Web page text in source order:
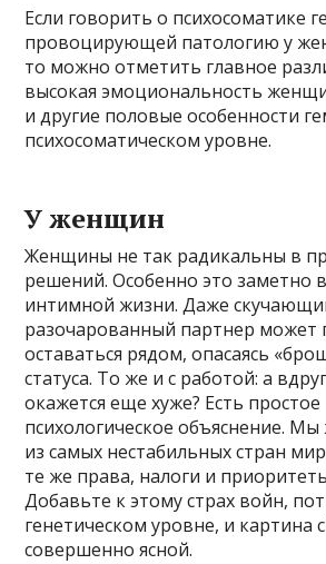
Если говорить о психосоматике
провоцирующей патологию у
то можно отметить главное
высокая эмоциональность
и другие половые особенности
психосоматическом уровне.
У женщин
Женщины не так радикальны в
решений. Особенно это заметно
интимной жизни. Даже
разочарованный партнер может
оставаться рядом, опасаясь
статуса. То же и с работой: а
окажется еще хуже? Есть простое
психологическое объяснение.
из самых нестабильных стран
те же права, налоги и
Добавьте к этому страх войн,
генетическом уровне, и картина
совершенно ясной.